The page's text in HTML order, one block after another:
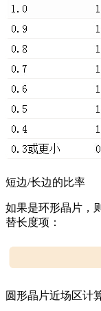
短边/长边的比率
如果是环形晶片，
替长度项：
圆形晶片近场区计